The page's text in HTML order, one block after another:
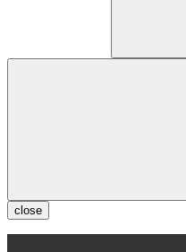
close